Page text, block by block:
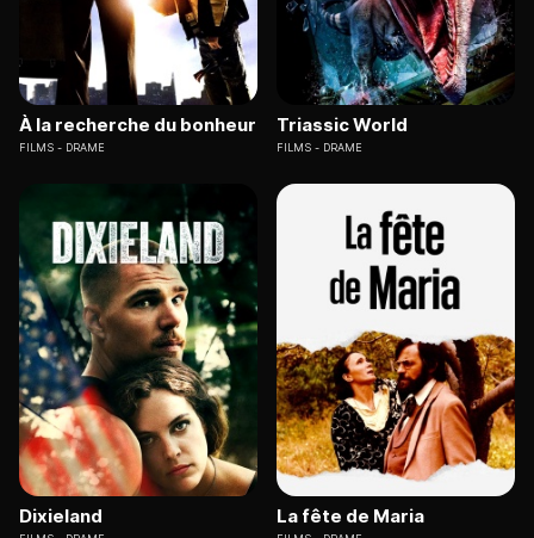
À la recherche du bonheur
FILMS DRAME
Triassic World
FILMS DRAME
Dixieland La fête de Maria